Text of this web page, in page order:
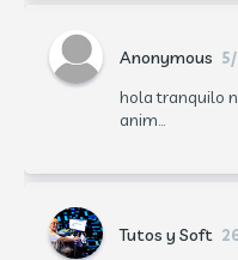
Anonymous
hola tranquilo
anim...
Tutos y Soft